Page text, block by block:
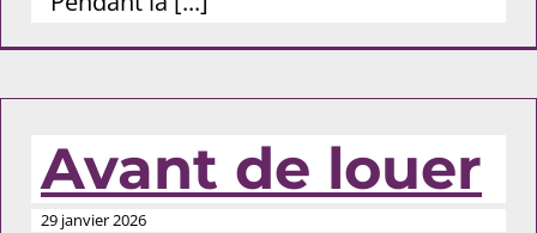
Avant de louer
29 janvier 2026